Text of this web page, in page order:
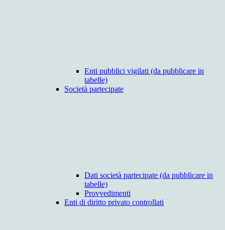
Enti pubblici vigilati (da pubblicare in
tabelle)
Società partecipate
Dati società partecipate (da pubblicare in
tabelle)
Provvedimenti
Enti di diritto privato controllati